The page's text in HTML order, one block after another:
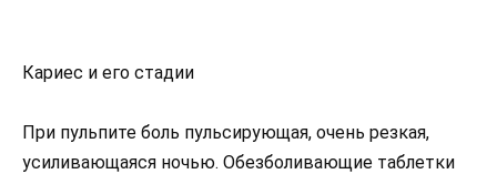
Кариес и его стадии
При пульпите боль пульсирующая, очень резкая,
усиливающаяся ночью. Обезболивающие таблетки